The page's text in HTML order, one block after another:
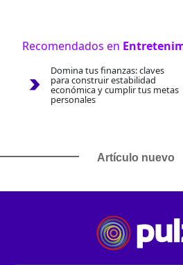
Recomendados en
Domina tus finanzas: claves
para construir estabilidad
económica y cumplir tus metas
personales
Artículo nuevo